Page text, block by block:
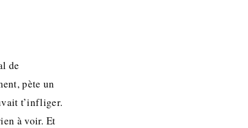
de
pète un
t’infliger.
à voir. Et